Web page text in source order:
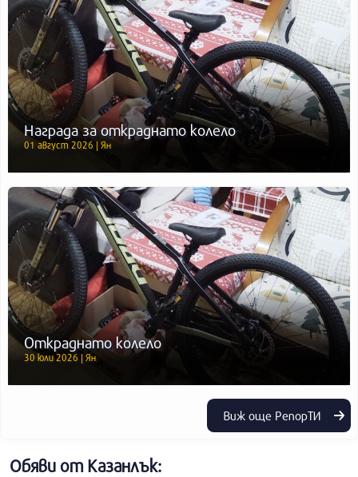
Награда за откраднато колело
01 август 2026 | Ян
Откраднато колело
30 юли 2026 | Ян
Виж още РепорТИ
Обяви от Казанлък: